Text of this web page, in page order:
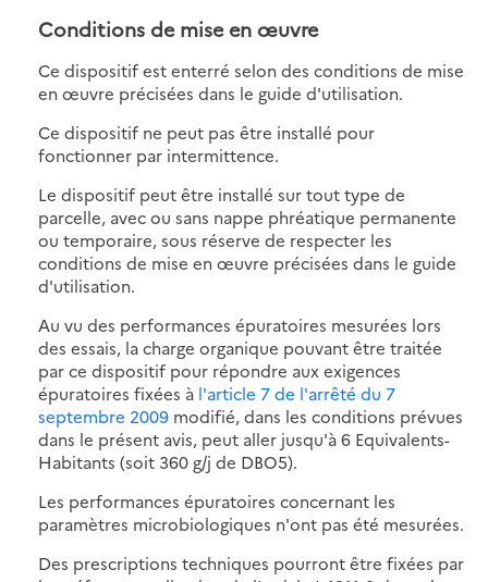
Conditions de mise en œuvre
Ce dispositif est enterré selon des conditions de mise
en œuvre précisées dans le guide d'utilisation.
Ce dispositif ne peut pas être installé pour
fonctionner par intermittence.
Le dispositif peut être installé sur tout type de
parcelle, avec ou sans nappe phréatique permanente
ou temporaire, sous réserve de respecter les
conditions de mise en œuvre précisées dans le guide
d'utilisation.
Au vu des performances épuratoires mesurées lors
des essais, la charge organique pouvant être traitée
par ce dispositif pour répondre aux exigences
épuratoires fixées à l'article 7 de l'arrêté du 7
septembre 2009 modifié, dans les conditions prévues
dans le présent avis, peut aller jusqu'à 6 Equivalents-
Habitants (soit 360 g/j de DBO5).
Les performances épuratoires concernant les
paramètres microbiologiques n'ont pas été mesurées.
Des prescriptions techniques pourront être fixées par